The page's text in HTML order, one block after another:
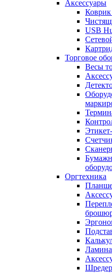
Аксессуары
USB
Торговое
Весы
Оргтехника